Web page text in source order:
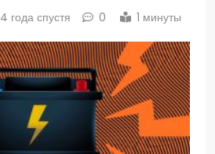
4 года спустя 0 1 минуты